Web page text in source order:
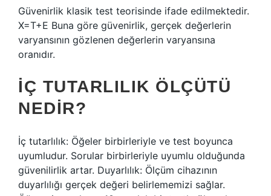
Güvenirlik klasik test teorisinde ifade edilmektedir.
X=T+E Buna göre güvenirlik, gerçek değerlerin
varyansının gözlenen değerlerin varyansına
oranıdır.
İÇ TUTARLILIK ÖLÇÜTÜ
NEDIR?
İç tutarlılık: Öğeler birbirleriyle ve test boyunca
uyumludur. Sorular birbirleriyle uyumlu olduğunda
güvenilirlik artar. Duyarlılık: Ölçüm cihazının
duyarlılığı gerçek değeri belirlememizi sağlar.